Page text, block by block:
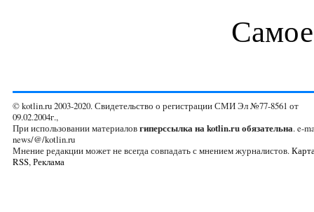
© kotlin.ru 2003-2020. Свидетельство о регистрации СМИ Эл №77-8561 от
09.02.2004г.,
При использовании материаловгиперссылка на kotlin.ru обязательна. e-
news/@/kotlin.ru
Мнение редакции может не всегда совпадать с мнением журналистов.
RSS,Реклама